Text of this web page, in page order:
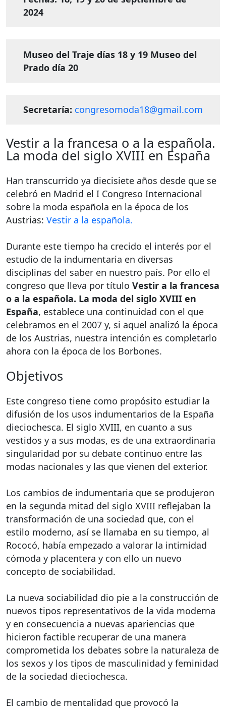
2024
Museo del Traje días 18 y 19 Museo del
Prado día 20
Secretaría: congresomoda18@gmail.com
Vestir a la francesa o a la española.
La moda del siglo XVIII en España
Han transcurrido ya diecisiete años desde que se
celebró en Madrid el I Congreso Internacional
sobre la moda española en la época de los
Austrias: Vestir a la española.
Durante este tiempo ha crecido el interés por el
estudio de la indumentaria en diversas
disciplinas del saber en nuestro país. Por ello el
congreso que lleva por título Vestir a la francesa
o a la española. La moda del siglo XVIII en
España, establece una continuidad con el que
celebramos en el 2007 y, si aquel analizó la época
de los Austrias, nuestra intención es completarlo
ahora con la época de los Borbones.
Objetivos
Este congreso tiene como propósito estudiar la
difusión de los usos indumentarios de la España
dieciochesca. El siglo XVIII, en cuanto a sus
vestidos y a sus modas, es de una extraordinaria
singularidad por su debate continuo entre las
modas nacionales y las que vienen del exterior.
Los cambios de indumentaria que se produjeron
en la segunda mitad del siglo XVIII reflejaban la
transformación de una sociedad que, con el
estilo moderno, así se llamaba en su tiempo, al
Rococó, había empezado a valorar la intimidad
cómoda y placentera y con ello un nuevo
concepto de sociabilidad.
La nueva sociabilidad dio pie a la construcción de
nuevos tipos representativos de la vida moderna
y en consecuencia a nuevas apariencias que
hicieron factible recuperar de una manera
comprometida los debates sobre la naturaleza de
los sexos y los tipos de masculinidad y feminidad
de la sociedad dieciochesca.
El cambio de mentalidad que provocó la